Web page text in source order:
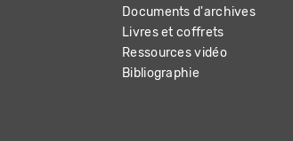
Documents d'archives
Livres et coffrets
Ressources vidéo
Bibliographie